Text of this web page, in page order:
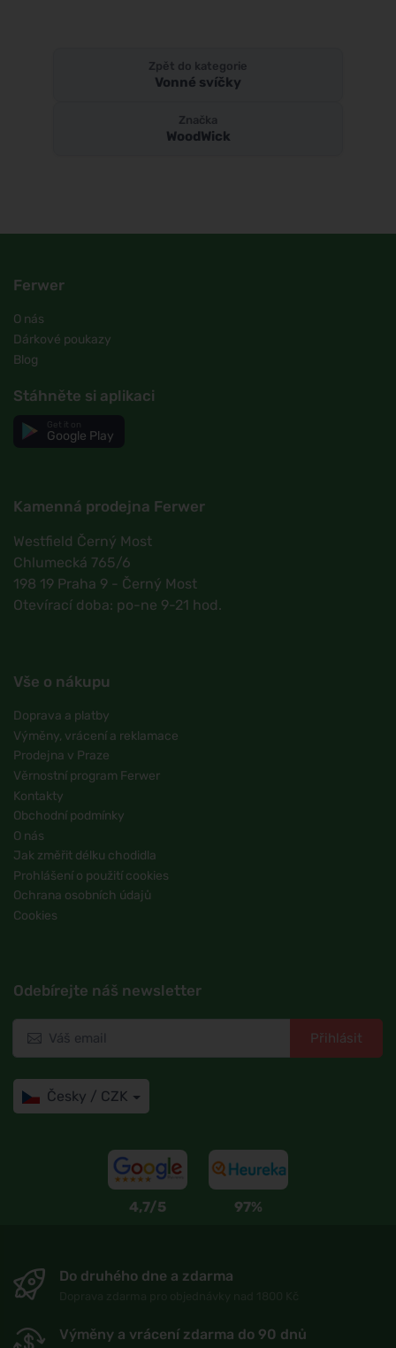
Zpět do kategorie
Vonné svíčky
Značka
WoodWick
Ferwer
O nás
Dárkové poukazy
Blog
Stáhněte si aplikaci
Google Play
Kamenná prodejna Ferwer
Westfield Černý Most
Chlumecká 765/6
198 19 Praha 9 - Černý Most
Otevírací doba: po-ne 9-21 hod.
Vše o nákupu
Doprava a platby
Výměny, vrácení a reklamace
Prodejna v Praze
Věrnostní program Ferwer
Kontakty
Obchodní podmínky
O nás
Jak změřit délku chodidla
Prohlášení o použití cookies
Ochrana osobních údajů
Cookies
Odebírejte náš newsletter
Přihlásit
Česky / CZK
4,7/5 97%
Do druhého dne a zdarma
Výměny a vrácení zdarma do 90 dnů